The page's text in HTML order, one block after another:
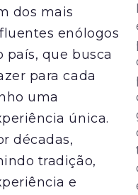
dos mais
enólogos
país, que busca
para cada
uma
única.
décadas,
tradição,
e